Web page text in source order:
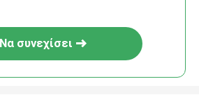
Να συνεχίσει